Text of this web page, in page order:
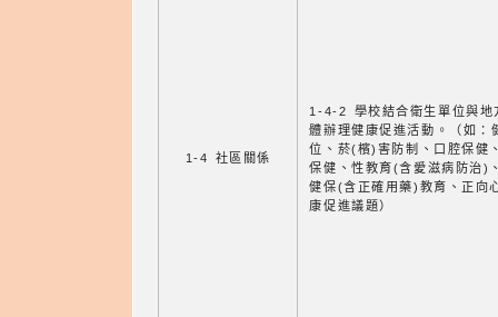
1-4 社區關係
1-4-2 學校結合衛生單位與地
體辦理健康促進活動。（如：
位、菸(檳)害防制、口腔保健
保健、性教育(含愛滋病防治)
健保(含正確用藥)教育、正向
康促進議題）